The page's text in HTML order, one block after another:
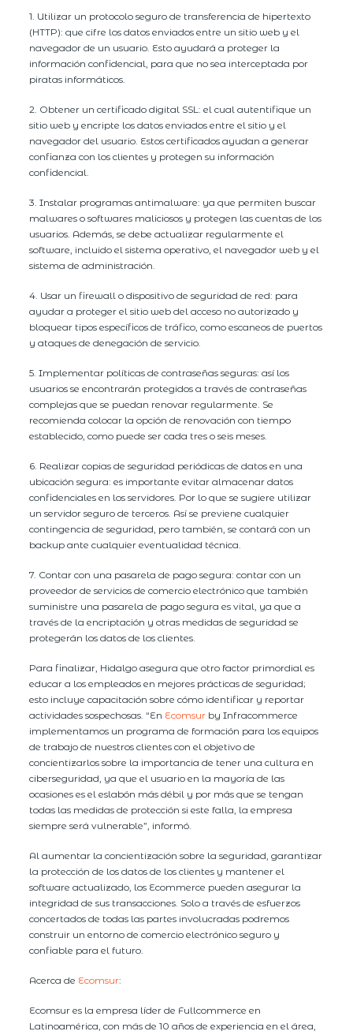
1. Utilizar un protocolo seguro de transferencia de hipertexto
(HTTP): que cifre los datos enviados entre un sitio web y el
navegador de un usuario. Esto ayudará a proteger la
información confidencial, para que no sea interceptada por
piratas informáticos.
2. Obtener un certificado digital SSL: el cual autentifique un
sitio web y encripte los datos enviados entre el sitio y el
navegador del usuario. Estos certificados ayudan a generar
confianza con los clientes y protegen su información
confidencial.
3. Instalar programas antimalware: ya que permiten buscar
malwares o softwares maliciosos y protegen las cuentas de los
usuarios. Además, se debe actualizar regularmente el
software, incluido el sistema operativo, el navegador web y el
sistema de administración.
4. Usar un firewall o dispositivo de seguridad de red: para
ayudar a proteger el sitio web del acceso no autorizado y
bloquear tipos específicos de tráfico, como escaneos de puertos
y ataques de denegación de servicio.
5. Implementar políticas de contraseñas seguras: así los
usuarios se encontrarán protegidos a través de contraseñas
complejas que se puedan renovar regularmente. Se
recomienda colocar la opción de renovación con tiempo
establecido, como puede ser cada tres o seis meses.
6. Realizar copias de seguridad periódicas de datos en una
ubicación segura: es importante evitar almacenar datos
confidenciales en los servidores. Por lo que se sugiere utilizar
un servidor seguro de terceros. Así se previene cualquier
contingencia de seguridad, pero también, se contará con un
backup ante cualquier eventualidad técnica.
7. Contar con una pasarela de pago segura: contar con un
proveedor de servicios de comercio electrónico que también
suministre una pasarela de pago segura es vital, ya que a
través de la encriptación y otras medidas de seguridad se
protegerán los datos de los clientes.
Para finalizar, Hidalgo asegura que otro factor primordial es
educar a los empleados en mejores prácticas de seguridad;
esto incluye capacitación sobre cómo identificar y reportar
actividades sospechosas. “En Ecomsur by Infracommerce
implementamos un programa de formación para los equipos
de trabajo de nuestros clientes con el objetivo de
concientizarlos sobre la importancia de tener una cultura en
ciberseguridad, ya que el usuario en la mayoría de las
ocasiones es el eslabón más débil y por más que se tengan
todas las medidas de protección si este falla, la empresa
siempre será vulnerable”, informó.
Al aumentar la concientización sobre la seguridad, garantizar
la protección de los datos de los clientes y mantener el
software actualizado, los Ecommerce pueden asegurar la
integridad de sus transacciones. Solo a través de esfuerzos
concertados de todas las partes involucradas podremos
construir un entorno de comercio electrónico seguro y
confiable para el futuro.
Acerca de Ecomsur:
Ecomsur es la empresa líder de Fullcommerce en
Latinoamérica, con más de 10 años de experiencia en el área,